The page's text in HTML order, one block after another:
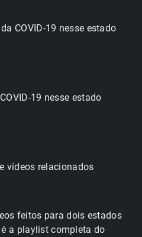
COVID-19 nesse estado
19 nesse estado
vídeos relacionados
feitos para dois estados
a playlist completa do